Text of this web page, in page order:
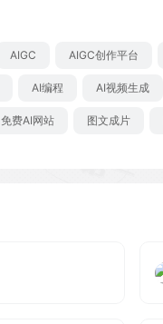
AIGC AIGC创作平台
AI编程 AI视频生成
免费AI网站 图文成片